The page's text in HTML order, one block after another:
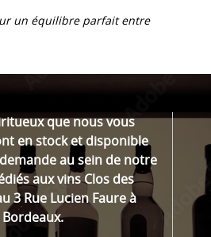
un équilibre parfait entre
que nous vous
en stock et disponible
au sein de notre
aux vins Clos des
3 Rue Lucien Faure à
Bordeaux.